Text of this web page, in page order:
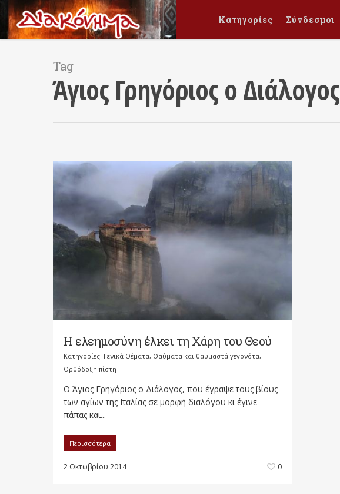
Κατηγορίες Σύνδεσμοι
Tag
Άγιος Γρηγόριος ο Διάλογος
Η ελεημοσύνη έλκει τη Χάρη του Θεού
Κατηγορίες: Γενικά Θέματα, Θαύματα και θαυμαστά γεγονότα,
Ορθόδοξη πίστη
Ο Άγιος Γρηγόριος ο Διάλογος, που έγραψε τους βίους
των αγίων της Ιταλίας σε μορφή διαλόγου κι έγινε
πάπας και...
Περισσότερα
2 Οκτωβρίου 2014 0